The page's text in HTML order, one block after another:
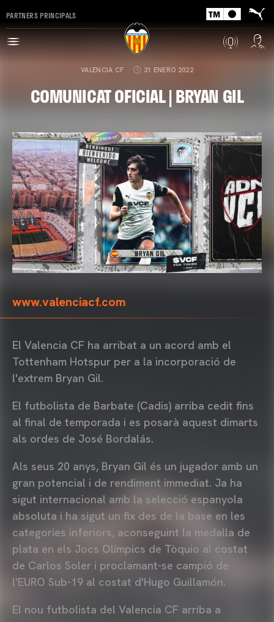
PARTNERS PRINCIPALS
VALENCIA CF 31 ENERO 2022
COMUNICAT OFICIAL | BRYAN GIL
www.valenciacf.com
El Valencia CF ha arribat a un acord amb el
Tottenham Hotspur per a la incorporació de
l'extrem Bryan Gil.
El futbolista de Barbate (Cadis) arriba cedit fins
al final de temporada i es posarà aquest dimarts
als ordes de José Bordalás.
Als seus 20 anys, Bryan Gil és un jugador amb un
gran potencial i de rendiment immediat. Ja ha
sigut internacional amb la selecció espanyola
absoluta i ha sigut un fix des de la base en les
categories inferiors, aconseguint la medalla de
plata en els Jocs Olímpics de Tòquio al costat
de Carlos Soler i proclamant-se campió de
l'EURO Sub-19 al costat d'Hugo Guillamón.
El nou futbolista del Valencia CF arriba a